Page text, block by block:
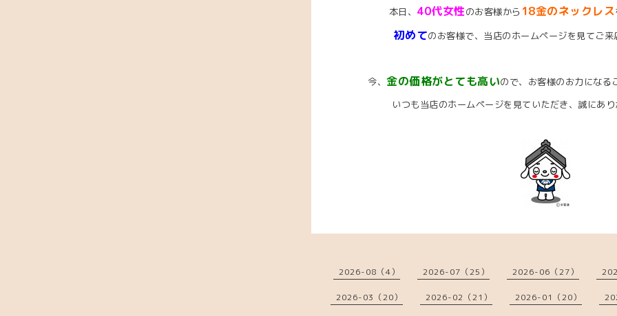
本日、 40代女性のお客様から 18金のネックレス
初めてのお客様で、当店のホームページを見てご
今、 金の価格がとても高いので、お客様のお力になる
いつも当店のホームページを見ていただき、誠にあ
2026-08（4） 2026-07（25） 2026-06（27）
2026-03（20） 2026-02（21） 2026-01（20）